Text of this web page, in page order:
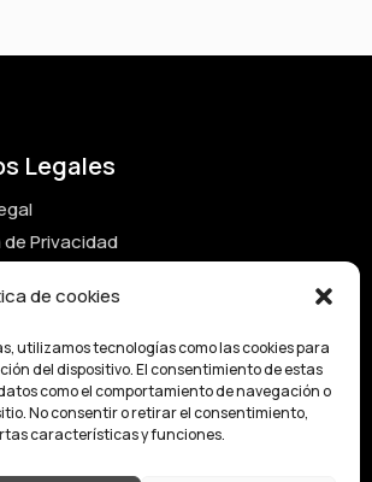
de cookies
utilizamos tecnologías como las cookies para
del dispositivo. El consentimiento de estas
como el comportamiento de navegación o
No consentir o retirar el consentimiento,
características y funciones.
Legales
Privacidad
de Cookies
de la fundación